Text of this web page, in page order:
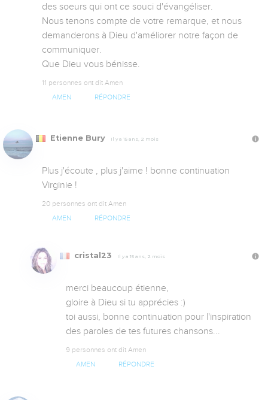
des soeurs qui ont ce souci d'évangéliser.
Nous tenons compte de votre remarque, et nous
demanderons à Dieu d'améliorer notre façon de
communiquer.
Que Dieu vous bénisse.
11 personnes ont dit Amen
AMEN RÉPONDRE
Etienne Bury Il y a 15 ans, 2 mois
Plus j'écoute , plus j'aime ! bonne continuation
Virginie !
20 personnes ont dit Amen
AMEN RÉPONDRE
cristal23 Il y a 15 ans, 2 mois
merci beaucoup étienne,
gloire à Dieu si tu apprécies :)
toi aussi, bonne continuation pour l'inspiration
des paroles de tes futures chansons...
9 personnes ont dit Amen
AMEN RÉPONDRE